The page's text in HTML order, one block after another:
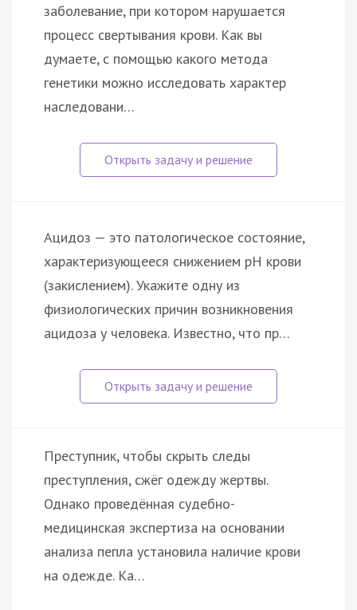
заболевание, при котором нарушается
процесс свертывания крови. Как вы
думаете, с помощью какого метода
генетики можно исследовать характер
наследовани…
Ацидоз — это патологическое состояние,
характеризующееся снижением pH крови
(закислением). Укажите одну из
физиологических причин возникновения
ацидоза у человека. Известно, что пр…
Преступник, чтобы скрыть следы
преступления, сжёг одежду жертвы.
Однако проведённая судебно-
медицинская экспертиза на основании
анализа пепла установила наличие крови
на одежде. Ка…